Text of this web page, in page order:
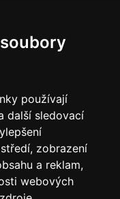
používají
další sledovací
zobrazení
a reklam,
webových